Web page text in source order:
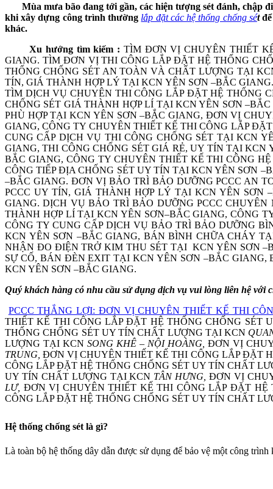
Mùa mưa bão đang tới gần, các hiện tượng sét đánh, chập
khi xây dựng công trình thường lắp đặt các hệ thống chống sétđể
khác.
Xu hướng tìm kiếm : TÌM ĐƠN VỊ CHUYÊN THIẾT
GIANG. TÌM ĐƠN VỊ THI CÔNG LẮP ĐẶT HỆ THỐNG
THỐNG CHỐNG SÉT AN TOÀN VÀ CHẤT LƯỢNG TẠI
TÍN, GIÁ THÀNH HỢP LÝ TẠI KCN YÊN SƠN –BẮC
TÌM DỊCH VỤ CHUYÊN THI CÔNG LẮP ĐẶT HỆ THỐNG
CHỐNG SÉT GIÁ THÀNH HỢP LÍ TẠI KCN YÊN SƠN
PHÙ HỢP TẠI KCN YÊN SƠN –BẮC GIANG, ĐƠN VỊ
GIANG, CÔNG TY CHUYÊN THIẾT KẾ THI CÔNG LẮP
CUNG CẤP DỊCH VỤ THI CÔNG CHỐNG SÉT TẠI KCN
GIANG, THI CÔNG CHỐNG SÉT GIÁ RẺ, UY TÍN TẠI
BẮC GIANG, CÔNG TY CHUYÊN THIẾT KẾ THI CÔNG
CÔNG TIẾP ĐỊA CHỐNG SÉT UY TÍN TẠI KCN YÊN SƠN
–BẮC GIANG. ĐƠN VỊ BẢO TRÌ BẢO DƯỠNG PCCC AN
PCCC UY TÍN, GIÁ THÀNH HỢP LÝ TẠI KCN YÊN SƠN
GIANG. DỊCH VỤ BẢO TRÌ BẢO DƯỠNG PCCC
THÀNH HỢP LÍ TẠI KCN YÊN SƠN–BẮC GIANG, CÔNG
CÔNG TY CUNG CẤP DỊCH VỤ BẢO TRÌ BẢO DƯỠNG
KCN YÊN SƠN –BẮC GIANG, BÁN BÌNH CHỮA CHÁY
NHẬN ĐO ĐIỆN TRỞ KIM THU SÉT TẠI KCN YÊN SƠN
SỰ CỐ, BÁN ĐÈN EXIT TẠI KCN YÊN SƠN –BẮC
KCN YÊN SƠN –BẮC GIANG.
Quý khách hàng có nhu cầu sử dụng dịch vụ vui lòng liên hệ
PCCC THẮNG LỢI: ĐƠN VỊ CHUYÊN THIẾT KẾ THI
THIẾT KẾ THI CÔNG LẮP ĐẶT HỆ THỐNG CHỐNG SÉT
THỐNG CHỐNG SÉT UY TÍN CHẤT LƯỢNG TẠI KCN
LƯỢNG TẠI KCN SONG KHÊ – NỘI HOÀNG, ĐƠN VỊ
TRUNG,ĐƠN VỊ CHUYÊN THIẾT KẾ THI CÔNG LẮP ĐẶT
CÔNG LẮP ĐẶT HỆ THỐNG CHỐNG SÉT UY TÍN CHẤT
UY TÍN CHẤT LƯỢNG TẠI KCN TÂN HƯNG,ĐƠN VỊ
LƯ, ĐƠN VỊ CHUYÊN THIẾT KẾ THI CÔNG LẮP ĐẶT
CÔNG LẮP ĐẶT HỆ THỐNG CHỐNG SÉT UY TÍN CHẤT
Hệ thống chống sét là gì?
Là toàn bộ hệ thống dây dẫn được sử dụng để bảo vệ một công